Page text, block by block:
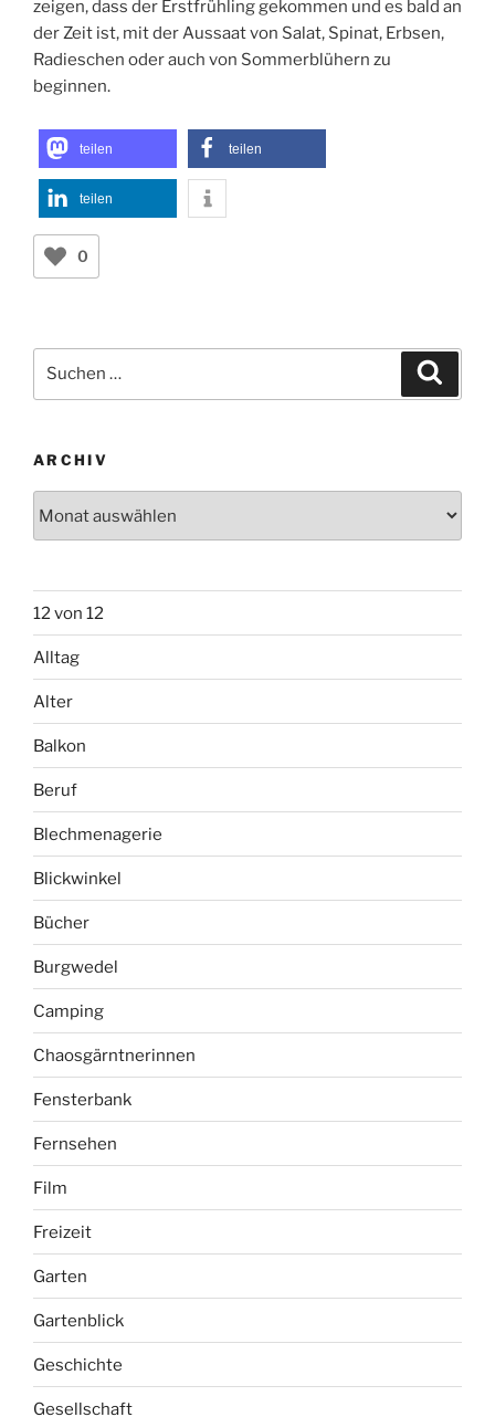
zeigen, dass der Erstfrühling gekommen und es bald an
der Zeit ist, mit der Aussaat von Salat, Spinat, Erbsen,
Radieschen oder auch von Sommerblühern zu
beginnen.
teilen teilen
teilen
0
nach:
ARCHIV
12 von 12
Alltag
Alter
Balkon
Beruf
Blechmenagerie
Blickwinkel
Bücher
Burgwedel
Camping
Chaosgärntnerinnen
Fensterbank
Fernsehen
Film
Freizeit
Garten
Gartenblick
Geschichte
Gesellschaft